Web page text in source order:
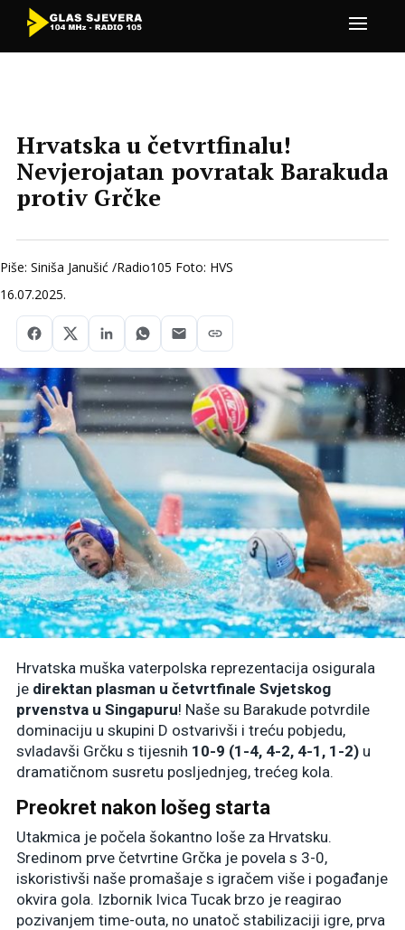
Hrvatska u četvrtfinalu!
Nevjerojatan povratak Barakuda
protiv Grčke
Piše: Siniša Janušić /Radio105 Foto: HVS
16.07.2025.
Hrvatska muška vaterpolska reprezentacija osigurala
je direktan plasman u četvrtfinale Svjetskog
prvenstva u Singapuru! Naše su Barakude potvrdile
dominaciju u skupini D ostvarivši i treću pobjedu,
svladavši Grčku s tijesnih 10-9 (1-4, 4-2, 4-1, 1-2) u
dramatičnom susretu posljednjeg, trećeg kola.
Preokret nakon lošeg starta
Utakmica je počela šokantno loše za Hrvatsku.
Sredinom prve četvrtine Grčka je povela s 3-0,
iskoristivši naše promašaje s igračem više i pogađanje
okvira gola. Izbornik Ivica Tucak brzo je reagirao
pozivanjem time-outa, no unatoč stabilizaciji igre, prva